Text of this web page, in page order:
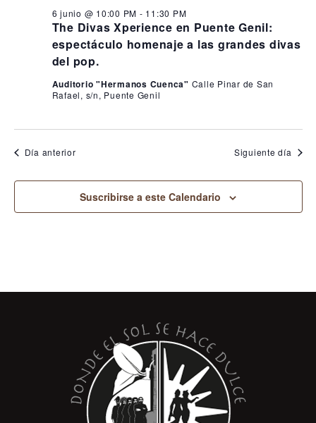
The Divas Xperience en Puente Genil:
espectáculo homenaje a las grandes divas
del pop.
6 junio @ 10:00 PM - 11:30 PM
Auditorio "Hermanos Cuenca" Calle Pinar de San
Rafael, s/n, Puente Genil
Día anterior Siguiente día
Suscribirse a este Calendario